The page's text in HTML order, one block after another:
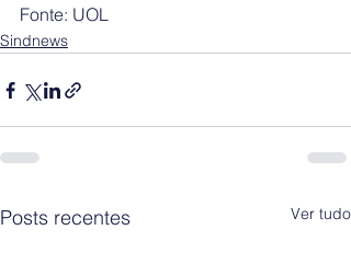
Fonte: UOL
Sindnews
Posts recentes Ver tudo